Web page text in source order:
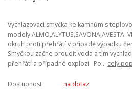
Vychlazovací smyčka ke kamnům s
modely ALMO,ALYTUS,SAVONA,AVESTA
okruh proti přehřátí v případě výpadku
Smyčkou začne proudit voda a tím
přehřátí a případné explozi. Po... celý
Dostupnost na dotaz